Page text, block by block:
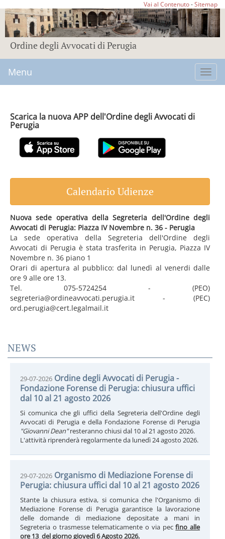
Vai al Contenuto-Sitemap
Ordine degli Avvocati di Perugia
Menu
Scarica la nuova APP dell'Ordine degli Avvocati di
Perugia
Calendario Udienze
Nuova sede operativa della Segreteria dell'Ordine degli
Avvocati di Perugia: Piazza IV Novembre n. 36 - Perugia
La sede operativa della Segreteria dell'Ordine degli
Avvocati di Perugia è stata trasferita in Perugia, Piazza IV
Novembre n. 36 piano 1
Orari di apertura al pubblico: dal lunedì al venerdi dalle
ore 9 alle ore 13.
Tel. 075-5724254 - (PEO)
segreteria@ordineavvocati.perugia.it - (PEC)
ord.perugia@cert.legalmail.it
NEWS
29-07-2026 Ordine degli Avvocati di Perugia -
Fondazione Forense di Perugia: chiusura uffici
dal 10 al 21 agosto 2026
Si comunica che gli uffici della Segreteria dell'Ordine degli
Avvocati di Perugia e della Fondazione Forense di Perugia
"Giovanni Dean"resteranno chiusi dal 10 al 21 agosto 2026.
L'attività riprenderà regolarmente da lunedì 24 agosto 2026.
29-07-2026 Organismo di Mediazione Forense di
Perugia: chiusura uffici dal 10 al 21 agosto 2026
Stante la chiusura estiva, si comunica che l'Organismo di
Mediazione Forense di Perugia garantisce la lavorazione
delle domande di mediazione depositate a mani in
Segreteria o trasmesse telematicamente o via pecfino alle
ore 13 del giorno giovedì 6 Agosto 2026.